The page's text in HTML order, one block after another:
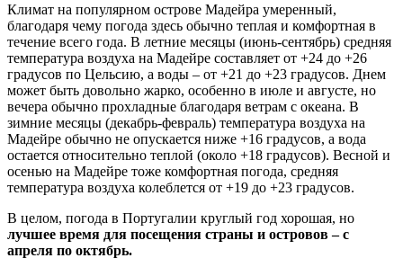
Климат на популярном острове Мадейра умеренный,
благодаря чему погода здесь обычно теплая и комфортная в
течение всего года. В летние месяцы (июнь-сентябрь) средняя
температура воздуха на Мадейре составляет от +24 до +26
градусов по Цельсию, а воды – от +21 до +23 градусов. Днем
может быть довольно жарко, особенно в июле и августе, но
вечера обычно прохладные благодаря ветрам с океана. В
зимние месяцы (декабрь-февраль) температура воздуха на
Мадейре обычно не опускается ниже +16 градусов, а вода
остается относительно теплой (около +18 градусов). Весной и
осенью на Мадейре тоже комфортная погода, средняя
температура воздуха колеблется от +19 до +23 градусов.
В целом, погода в Португалии круглый год хорошая, но
лучшее время для посещения страны и островов – с
апреля по октябрь.